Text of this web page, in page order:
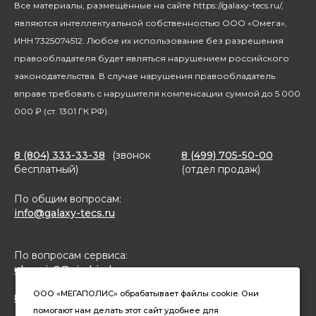
Посуда
Благотворительность
Все материалы, размещённые на сайте https://galaxy-tecs.ru/,
являются интеллектуальной собственностью ООО «Омега»,
ИНН 7325074512. Любое их использование без разрешения
правообладателя будет являться нарушением российского
законодательства. В случае нарушения правообладатель
вправе требовать с нарушителя компенсации суммой до 5 000
000 ₽ (ст. 1301 ГК РФ).
8 (804) 333-33-38
(звонок
бесплатный)
8 (499) 705-50-00
(отдел продаж)
По общим вопросам:
info@galaxy-tecs.ru
По вопросам сервиса:
ulservis2@simbirsk-crown.ru
8(962)633-02-15 (чат в MAX)
ООО «МЕГАПОЛИС» обрабатывает файлы cookie. Они
помогают нам делать этот сайт удобнее для